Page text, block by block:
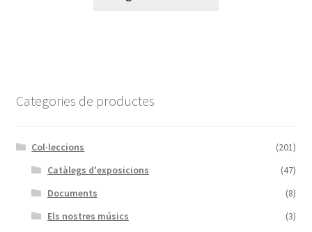
Categories de productes
Col·leccions
(201)
Catàlegs d'exposicions
(47)
Documents
(8)
Els nostres músics
(3)